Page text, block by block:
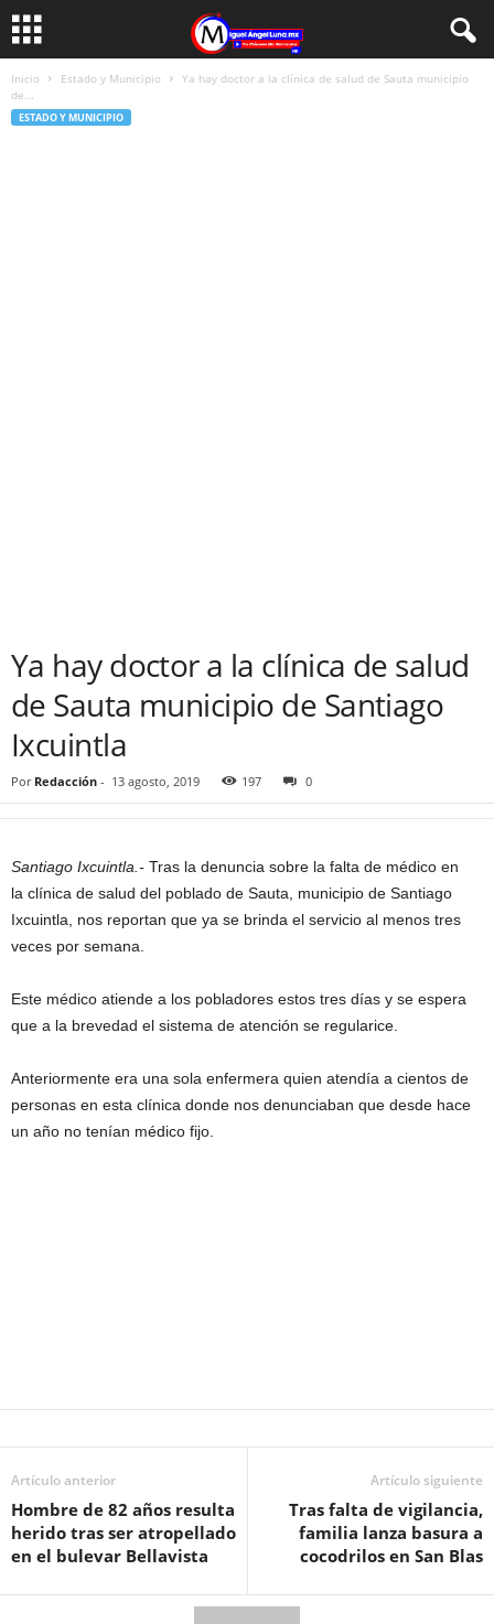
Inicio Estado y Municipio
Ya hay doctor a la clínica de salud de Sauta municipio
de...
ESTADO Y MUNICIPIO
Ya hay doctor a la clínica de salud
de Sauta municipio de Santiago
Ixcuintla
Por Redacción - 13 agosto, 2019 197 0
Santiago Ixcuintla.- Tras la denuncia sobre la falta de médico en
la clínica de salud del poblado de Sauta, municipio de Santiago
Ixcuintla, nos reportan que ya se brinda el servicio al menos tres
veces por semana.
Este médico atiende a los pobladores estos tres días y se espera
que a la brevedad el sistema de atención se regularice.
Anteriormente era una sola enfermera quien atendía a cientos de
personas en esta clínica donde nos denunciaban que desde hace
un año no tenían médico fijo.
Artículo anterior
Hombre de 82 años resulta
herido tras ser atropellado
en el bulevar Bellavista
Artículo siguiente
Tras falta de vigilancia,
familia lanza basura a
cocodrilos en San Blas